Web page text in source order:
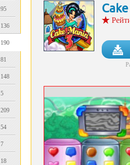
95
136
190
81
148
5
209
54
7
18